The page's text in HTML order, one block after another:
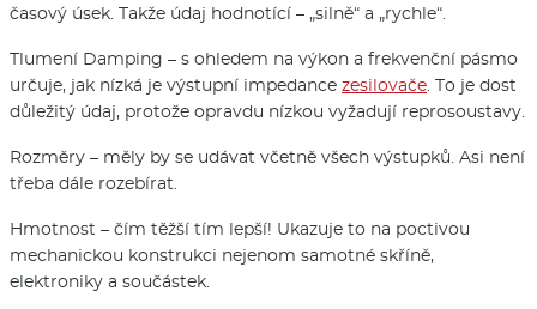
časový úsek. Takže údaj hodnotící – „silně“ a „rychle“.
Tlumení Damping – s ohledem na výkon a frekvenční pásmo
určuje, jak nízká je výstupní impedance zesilovače. To je dost
důležitý údaj, protože opravdu nízkou vyžadují reprosoustavy.
Rozměry – měly by se udávat včetně všech výstupků. Asi není
třeba dále rozebírat.
Hmotnost – čím těžší tím lepší! Ukazuje to na poctivou
mechanickou konstrukci nejenom samotné skříně,
elektroniky a součástek.